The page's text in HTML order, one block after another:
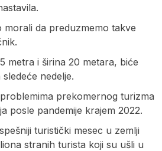
morali da preduzmemo takve
metra i širina 20 metara, biće
nedelje.
prekomernog turizma
posle pandemije krajem 2022.
turistički mesec u zemlji
stranih turista koji su ušli u